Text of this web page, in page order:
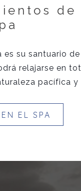
de
su santuario
relajarse en
pacífica
EL SPA